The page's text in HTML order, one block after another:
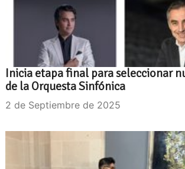
Inicia etapa final para seleccionar
de la Orquesta Sinfónica
2 de Septiembre de 2025